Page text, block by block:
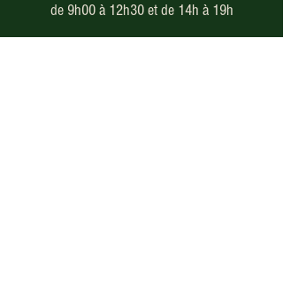
de 9h00 à 12h30 et de 14h à 19h